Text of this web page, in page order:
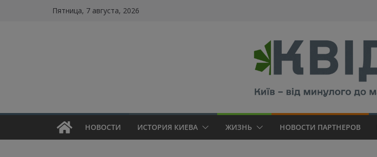
Пятница, 7 августа, 2026
НОВОСТИ ИСТОРИЯ КИЕВА ЖИЗНЬ НОВОСТИ ПАРТНЕРОВ